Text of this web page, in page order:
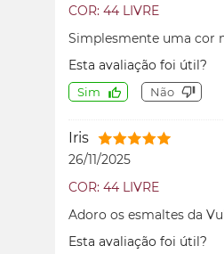
COR: 44 LIVRE
Simplesmente uma cor
Esta avaliação foi útil?
Sim Não
Iris
26/11/2025
COR: 44 LIVRE
Adoro os esmaltes da
Esta avaliação foi útil?